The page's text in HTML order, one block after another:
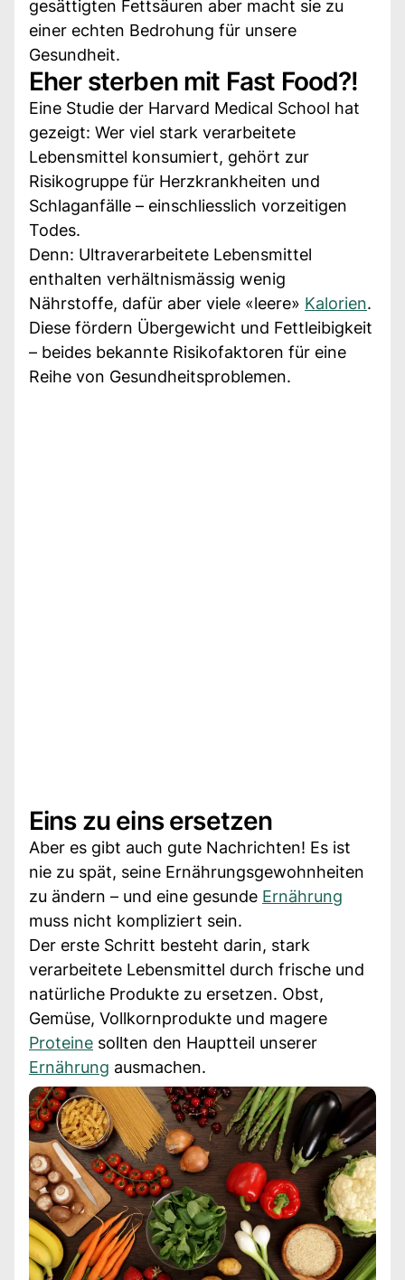
gesättigten Fettsäuren aber macht sie zu
einer echten Bedrohung für unsere
Gesundheit.
Eher sterben mit Fast Food?!
Eine Studie der Harvard Medical School hat
gezeigt: Wer viel stark verarbeitete
Lebensmittel konsumiert, gehört zur
Risikogruppe für Herzkrankheiten und
Schlaganfälle – einschliesslich vorzeitigen
Todes.
Denn: Ultraverarbeitete Lebensmittel
enthalten verhältnismässig wenig
Nährstoffe, dafür aber viele «leere» Kalorien.
Diese fördern Übergewicht und Fettleibigkeit
– beides bekannte Risikofaktoren für eine
Reihe von Gesundheitsproblemen.
Eins zu eins ersetzen
Aber es gibt auch gute Nachrichten! Es ist
nie zu spät, seine Ernährungsgewohnheiten
zu ändern – und eine gesunde Ernährung
muss nicht kompliziert sein.
Der erste Schritt besteht darin, stark
verarbeitete Lebensmittel durch frische und
natürliche Produkte zu ersetzen. Obst,
Gemüse, Vollkornprodukte und magere
Proteine sollten den Hauptteil unserer
Ernährung ausmachen.